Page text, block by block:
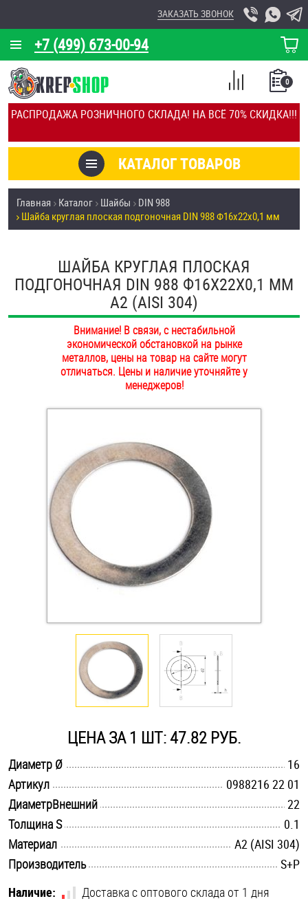
РАСПРОДАЖА РОЗНИЧНОГО СКЛАДА! НА ВСЁ 70% СКИДКА!!!
+7 (499) 673-00-94
ЗАКАЗАТЬ ЗВОНОК
КОРЗИНА
О КОМПАНИИ
КАЛЬКУЛЯТОР
ОТЗЫВЫ
УСЛУГИ
СКИДКИ
ПОКУПАТЕЛЯМ
ОПЛАТА И ДОСТАВКА
НАШИ МАГАЗИНЫ
КАТАЛОГ ТОВАРОВ
0
СПИСОК
СРАВНЕНИЕ
Товары со скидкой
Анкеры
Антивандальный крепёж, инструмент
Болты и винты
Заклепки (Гайки-Заклепки)
Инструмент
Крюки, кольца с метрической резьбой
Оснастка и аксессуары для яхт
Стопорные кольца
Такелаж
Хомуты
Главная Каталог Шайбы
DIN 988
Шайба круглая плоская подгоночная DIN 988 Ф16х22х0,1 мм
ШАЙБА КРУГЛАЯ ПЛОСКАЯ
ПОДГОНОЧНАЯ DIN 988 Ф16Х22Х0,1 ММ
А2 (AISI 304)
Внимание! В связи, с нестабильной
экономической обстановкой на рынке
металлов, цены на товар на сайте могут
отличаться. Цены и наличие уточняйте у
менеджеров!
ЦЕНА ЗА 1 ШТ: 47.82 РУБ.
Диаметр Ø
16
Артикул
0988216 22 01
ДиаметрВнешний
22
Толщина S
0.1
Материал
А2 (AISI 304)
Производитель
S+P
Наличие:
Доставка с оптового склада от 1 дня